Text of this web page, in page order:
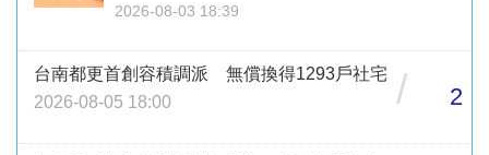
2026-08-03 18:39
台南都更首創容積調派 無償換得1293戶社宅
2026-08-05 18:00
/ 2